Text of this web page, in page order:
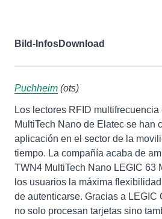
Bild-InfosDownload
Puchheim (ots)
Los lectores RFID
MultiTech Nano de Elatec se han
aplicación en el sector de la
tiempo. La compañía acaba de
TWN4 MultiTech Nano LEGIC 63
los usuarios la máxima
de autenticarse. Gracias a LEGIC
no solo procesan tarjetas sino